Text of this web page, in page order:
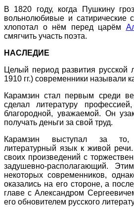
В 1820 году, когда Пушкину
вольнолюбивые и сатирические
хлопотал о нём перед царём
смягчить участь поэта.
НАСЛЕДИЕ
Целый период развития русской
1910 гг.) современники называли
Карамзин стал первым среди
сделал литературу
благородной, уважаемой. Он
получать деньги за свой труд.
Карамзин выступал за то,
литературный язык к живой
своих произведений с
задушевно-располагающий.
некоторых современников,
оказались на его стороне, а
главе с Александром
его обновителем русского